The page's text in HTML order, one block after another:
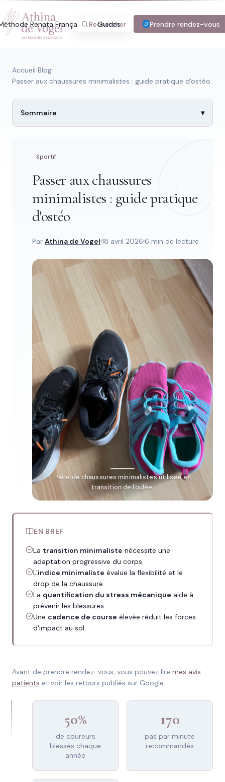
Renata França Guides Blog Tarifs
Rechercher Prendre rendez-vous
Recherche rapide
Trouver une page
Tapez au moins 2 lettres.
Accueil›Blog›
Passer aux chaussures minimalistes : guide pratique d'ostéo
Sommaire
Sportif
Passer aux chaussures
minimalistes : guide pratique
d'ostéo
Par Athina de Vogel 18 avril 2026 6 min de lecture
Paire de chaussures minimalistes utilisée en
transition de foulée.
EN BREF
La transition minimaliste nécessite une
adaptation progressive du corps.
L'indice minimaliste évalue la flexibilité et le
drop de la chaussure.
La quantification du stress mécanique aide à
prévenir les blessures.
Une cadence de course élevée réduit les forces
d'impact au sol.
Avant de prendre rendez-vous, vous pouvez lire mes avis
patients et voir les retours publiés sur Google.
50%
de coureurs
blessés chaque
année
170
pas par minute
recommandés